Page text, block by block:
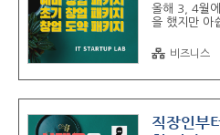
비창업자 모
모집 11. 연
올해 3, 4월
을 했지만 아
디어 추경이
세페이지에
무슨 추경이
3개의 사업
패키지 추경
비즈니스
직장인부